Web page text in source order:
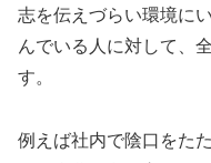
志を伝えづらい環境に
んでいる人に対して、
す。
例えば社内で陰口をた